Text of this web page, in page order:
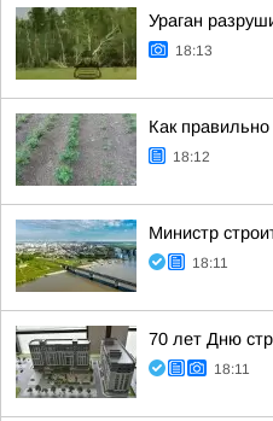
Ураган
18:13
Как
18:12
Министр
18:11
70 лет Дню
18:11